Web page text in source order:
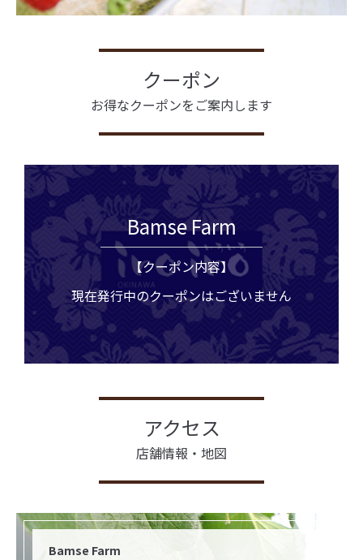
クーポン
お得なクーポンをご案内します
Bamse Farm
【クーポン内容】
現在発行中のクーポンはございません
アクセス
店舗情報・地図
Bamse Farm